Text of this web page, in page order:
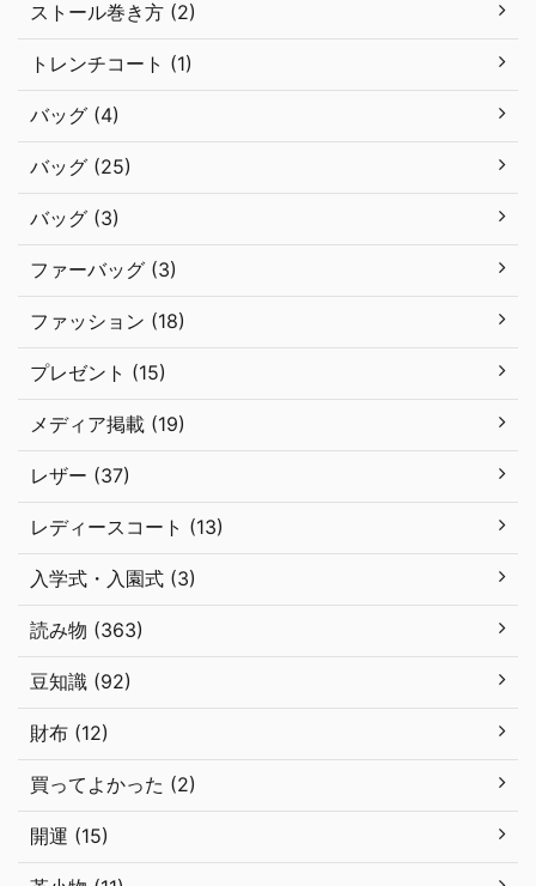
ストール巻き方 (2)
トレンチコート (1)
バッグ (4)
バッグ (25)
バッグ (3)
ファーバッグ (3)
ファッション (18)
プレゼント (15)
メディア掲載 (19)
レザー (37)
レディースコート (13)
入学式・入園式 (3)
読み物 (363)
豆知識 (92)
財布 (12)
買ってよかった (2)
開運 (15)